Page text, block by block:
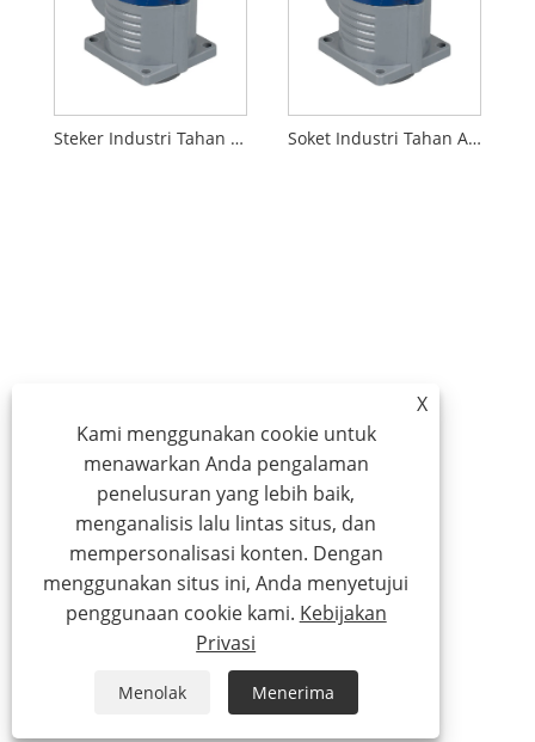
Steker Industri Tahan Air Pria IP44 Eropa Soket Industri Tahan Air Pria Wanita IP44
X
Kami menggunakan cookie untuk
menawarkan Anda pengalaman
penelusuran yang lebih baik,
menganalisis lalu lintas situs, dan
mempersonalisasi konten. Dengan
menggunakan situs ini, Anda menyetujui
penggunaan cookie kami. Kebijakan
Privasi
Menolak Menerima